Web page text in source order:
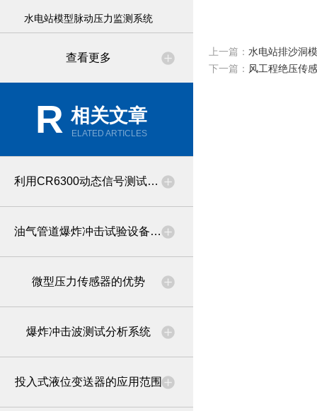
水电站模型脉动压力监测系统
查看更多
R 相关文章
ELATED ARTICLES
利用CR6300动态信号测试分析仪器做碳纤维材料破坏性拉伸试验
油气管道爆炸冲击试验设备的介绍
微型压力传感器的优势
爆炸冲击波测试分析系统
投入式液位变送器的应用范围
上一篇： 水电站排沙洞
下一篇： 风工程绝压传